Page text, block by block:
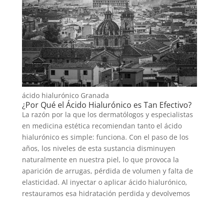
ácido hialurónico Granada
¿Por Qué el Ácido Hialurónico es Tan Efectivo?
La razón por la que los dermatólogos y especialistas
en medicina estética recomiendan tanto el ácido
hialurónico es simple: funciona. Con el paso de los
años, los niveles de esta sustancia disminuyen
naturalmente en nuestra piel, lo que provoca la
aparición de arrugas, pérdida de volumen y falta de
elasticidad. Al inyectar o aplicar ácido hialurónico,
restauramos esa hidratación perdida y devolvemos